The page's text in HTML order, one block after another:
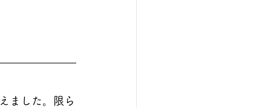
ました。限ら